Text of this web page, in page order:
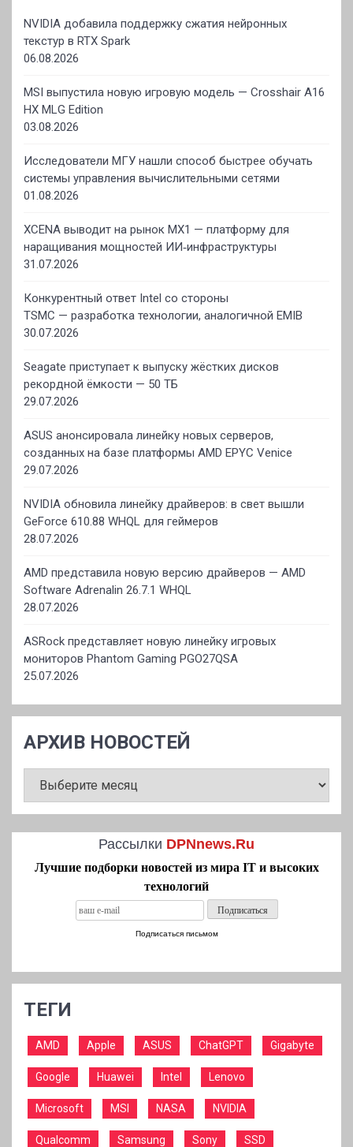
NVIDIA добавила поддержку сжатия нейронных
текстур в RTX Spark
06.08.2026
MSI выпустила новую игровую модель — Crosshair A16
HX MLG Edition
03.08.2026
Исследователи МГУ нашли способ быстрее обучать
системы управления вычислительными сетями
01.08.2026
XCENA выводит на рынок MX1 — платформу для
наращивания мощностей ИИ‑инфраструктуры
31.07.2026
Конкурентный ответ Intel со стороны
TSMC — разработка технологии, аналогичной EMIB
30.07.2026
Seagate приступает к выпуску жёстких дисков
рекордной ёмкости — 50 ТБ
29.07.2026
ASUS анонсировала линейку новых серверов,
созданных на базе платформы AMD EPYC Venice
29.07.2026
NVIDIA обновила линейку драйверов: в свет вышли
GeForce 610.88 WHQL для геймеров
28.07.2026
AMD представила новую версию драйверов — AMD
Software Adrenalin 26.7.1 WHQL
28.07.2026
ASRock представляет новую линейку игровых
мониторов Phantom Gaming PGO27QSA
25.07.2026
АРХИВ НОВОСТЕЙ
НОВОСТЕЙ
Рассылки DPNnews.Ru
Лучшие подборки новостей из мира IT и высоких
технологий
Подписаться письмом
ТЕГИ
AMD Apple ASUS ChatGPT Gigabyte
Google Huawei Intel Lenovo
Microsoft MSI NASA NVIDIA
Qualcomm Samsung Sony SSD